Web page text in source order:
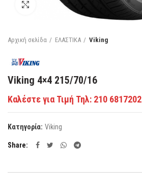
Κάντε κλικ για μεγέθυνση
Αρχική σελίδα ΕΛΑΣΤΙΚΑ Viking
Viking 4×4 215/70/16
Καλέστε για Τιμή Τηλ: 210 6817202
Κατηγορία: Viking
Share